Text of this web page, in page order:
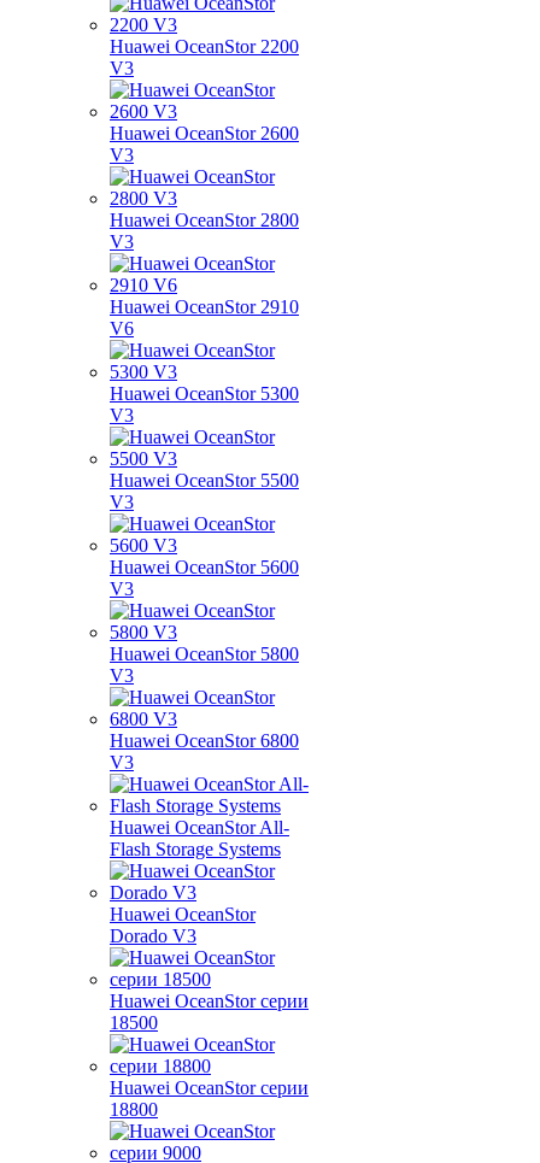
Huawei OceanStor 2200
V3
Huawei OceanStor 2600
V3
Huawei OceanStor 2800
V3
Huawei OceanStor 2910
V6
Huawei OceanStor 5300
V3
Huawei OceanStor 5500
V3
Huawei OceanStor 5600
V3
Huawei OceanStor 5800
V3
Huawei OceanStor 6800
V3
Huawei OceanStor All-
Flash Storage Systems
Huawei OceanStor
Dorado V3
Huawei OceanStor серии
18500
Huawei OceanStor серии
18800